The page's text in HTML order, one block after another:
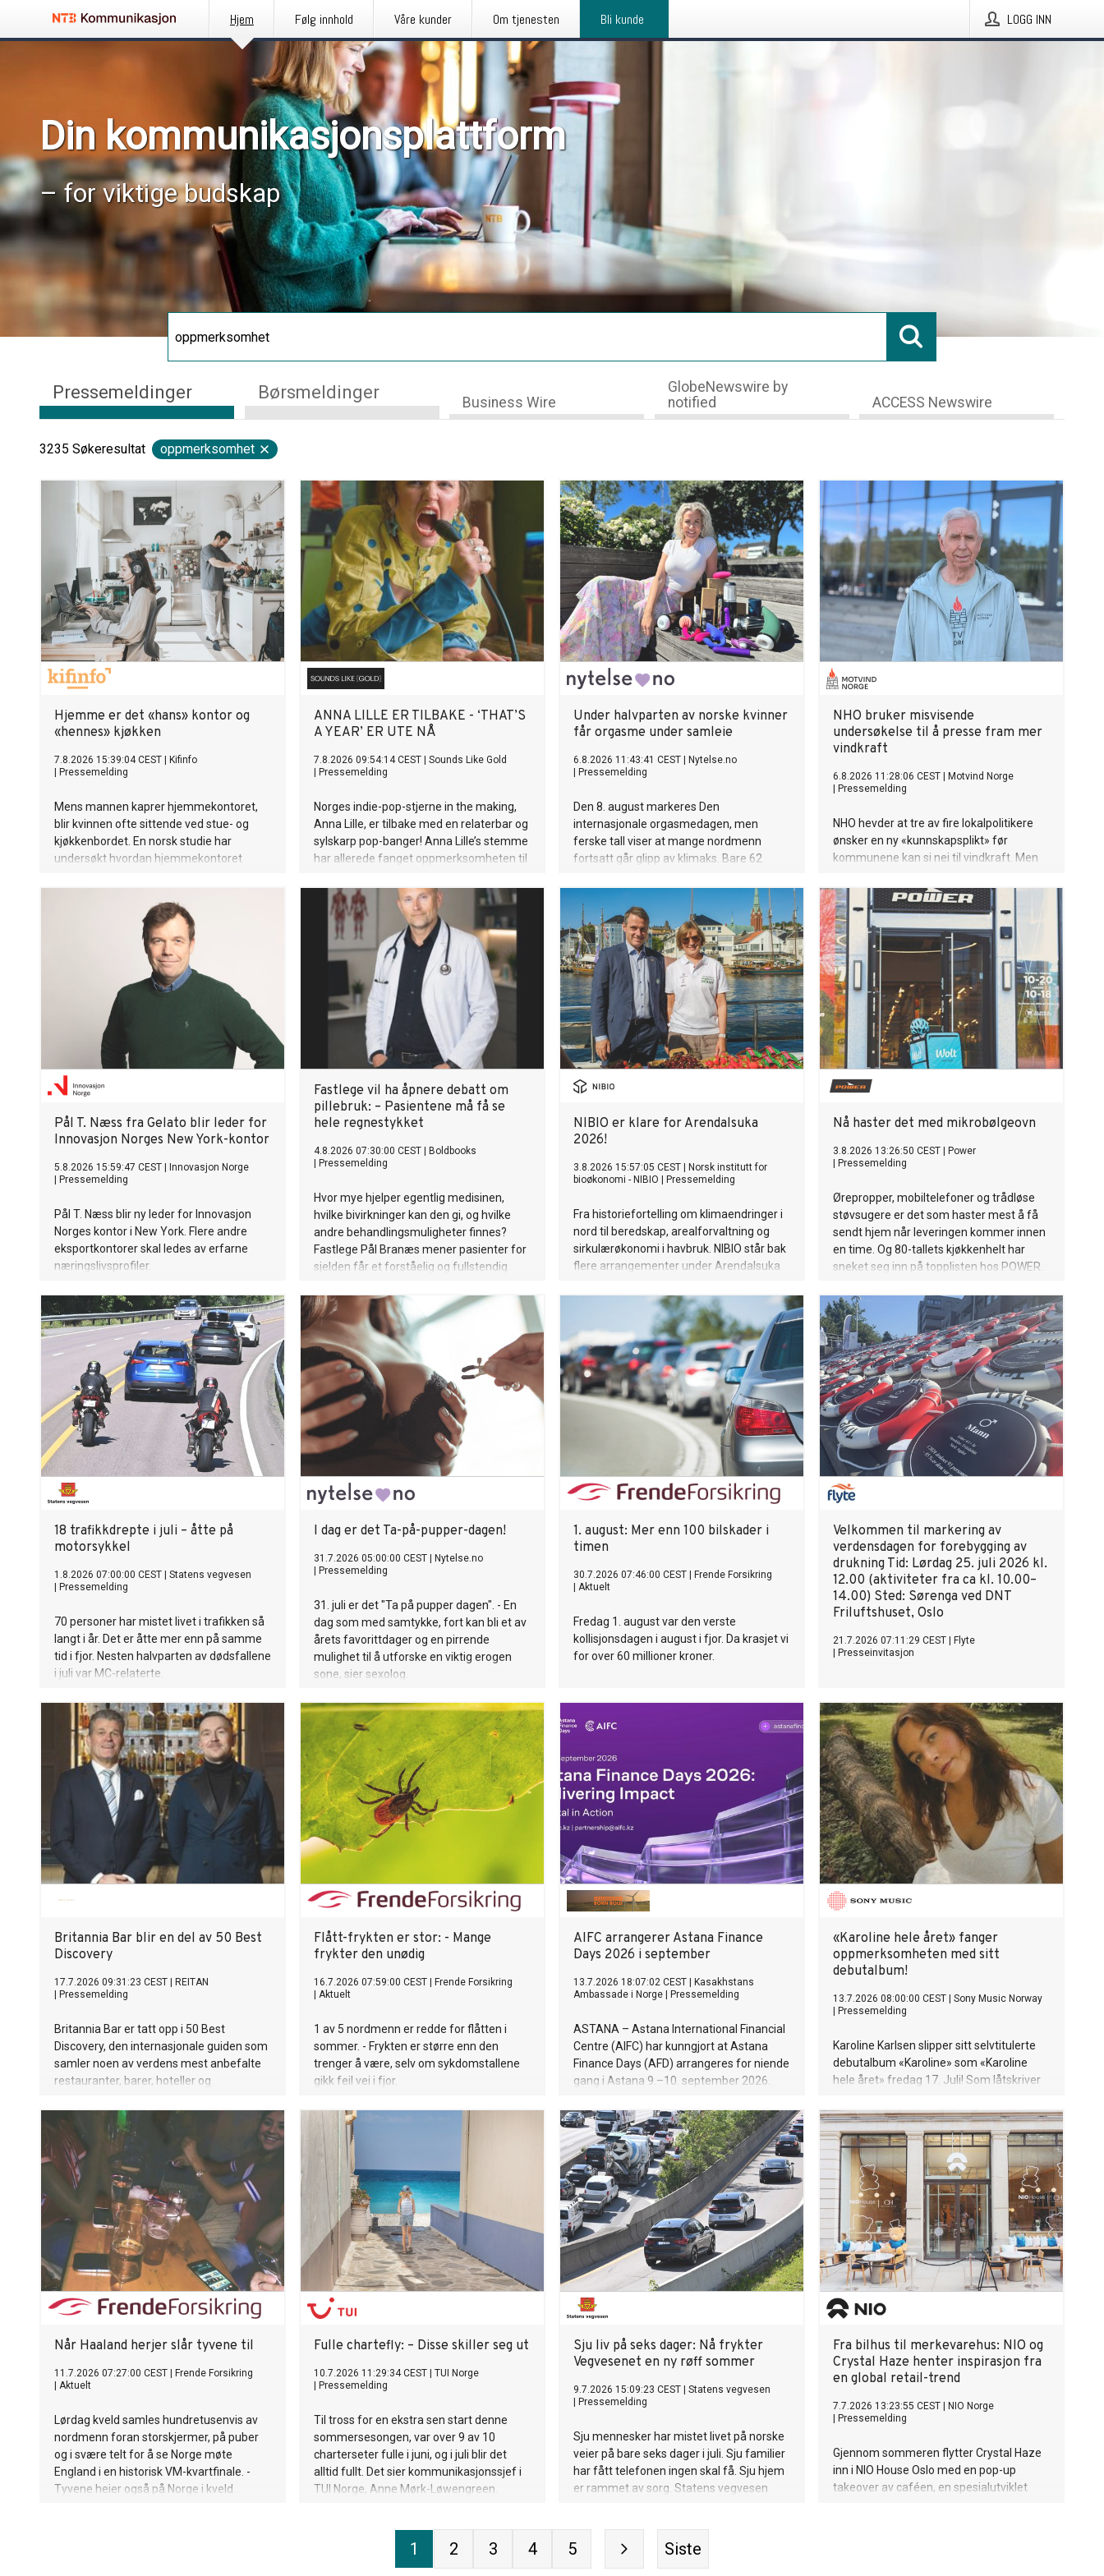
Hjem Følg innhold Våre kunder Om tjenesten Bli kunde LOGG INN
Din kommunikasjonsplattform
– for viktige budskap
Pressemeldinger Børsmeldinger Business Wire
GlobeNewswire by
notified
ACCESS Newswire
3235 Søkeresultat oppmerksomhet
Hjemme er det «hans» kontor og
«hennes» kjøkken
7.8.2026 15:39:04 CEST
Kifinfo
Pressemelding
Mens mannen kaprer hjemmekontoret,
blir kvinnen ofte sittende ved stue- og
kjøkkenbordet. En norsk studie har
undersøkt hvordan hjemmekontoret
ANNA LILLE ER TILBAKE - ‘THAT’S
A YEAR’ ER UTE NÅ
7.8.2026 09:54:14 CEST
Sounds Like Gold
Pressemelding
Norges indie-pop-stjerne in the making,
Anna Lille, er tilbake med en relaterbar og
sylskarp pop-banger! Anna Lille’s stemme
har allerede fanget oppmerksomheten til
og Billie Eilish på nett. Og nå på sin nye
singel «That's a Year», synger hun om den
spesifikke følelsen av å gå ut av et forhold
og lure på om det hele var bortkastet tid,
men så å gradvis oppdage at livet på den
andre siden er uendelig mye bedre. Låten
er bittersøt, litt ironisk, og veldig Anna.
Anna Lille er tilbake, modigere, mer
selvsikker og sassier enn noensinne.
Sammen med singelen slipper hun en
offisiell musikkvideo på YouTube, som tar
deg med inn i det nye universet visuelt.
Under halvparten av norske kvinner
får orgasme under samleie
6.8.2026 11:43:41 CEST
Nytelse.no
Pressemelding
Den 8. august markeres Den
internasjonale orgasmedagen, men
ferske tall viser at mange nordmenn
fortsatt går glipp av klimaks. Bare 62
alltid får orgasme under samleie. Blant
kvinner er tallet nede i 48 prosent.
NHO bruker misvisende
undersøkelse til å presse fram mer
vindkraft
6.8.2026 11:28:06 CEST
Motvind Norge
Pressemelding
NHO hevder at tre av fire lokalpolitikere
ønsker en ny «kunnskapsplikt» før
kommunene kan si nei til vindkraft. Men
en slik ordning. De er spurt om
kommunene bør kartlegge fordeler og
ulemper før de fatter vedtak. Motvind
Norge mener NHO bruker et selvfølgelig
svar til å legitimere mer statlig press på
kommunene.
Pål T. Næss fra Gelato blir leder for
Innovasjon Norges New York-kontor
5.8.2026 15:59:47 CEST
Innovasjon Norge
Pressemelding
Pål T. Næss blir ny leder for Innovasjon
Norges kontor i New York. Flere andre
eksportkontorer skal ledes av erfarne
næringslivsprofiler.
Fastlege vil ha åpnere debatt om
pillebruk: – Pasientene må få se
hele regnestykket
4.8.2026 07:30:00 CEST
Boldbooks
Pressemelding
Hvor mye hjelper egentlig medisinen,
hvilke bivirkninger kan den gi, og hvilke
andre behandlingsmuligheter finnes?
Fastlege Pål Branæs mener pasienter for
sjelden får et forståelig og fullstendig
muligheten for rask bedring gjennom
målrettede livsstilstiltak undervurdert,
særlig hos personer med begynnende
eller etablert forstyrrelse av
blodsukkerreguleringen, mener han.
NIBIO er klare for Arendalsuka
2026!
3.8.2026 15:57:05 CEST
Norsk institutt for
bioøkonomi - NIBIO
Pressemelding
Fra historiefortelling om klimaendringer i
nord til beredskap, arealforvaltning og
sirkulærøkonomi i havbruk. NIBIO står bak
flere arrangementer under Arendalsuka
Nå haster det med mikrobølgeovn
3.8.2026 13:26:50 CEST
Power
Pressemelding
Ørepropper, mobiltelefoner og trådløse
støvsugere er det som haster mest å få
sendt hjem når leveringen kommer innen
en time. Og 80-tallets kjøkkenhelt har
sneket seg inn på topplisten hos POWER.
18 trafikkdrepte i juli – åtte på
motorsykkel
1.8.2026 07:00:00 CEST
Statens vegvesen
Pressemelding
70 personer har mistet livet i trafikken så
langt i år. Det er åtte mer enn på samme
tid i fjor. Nesten halvparten av dødsfallene
i juli var MC-relaterte.
I dag er det Ta-på-pupper-dagen!
31.7.2026 05:00:00 CEST
Nytelse.no
Pressemelding
31. juli er det "Ta på pupper dagen". - En
dag som med samtykke, fort kan bli et av
årets favorittdager og en pirrende
mulighet til å utforske en viktig erogen
sone, sier sexolog.
1. august: Mer enn 100 bilskader i
timen
30.7.2026 07:46:00 CEST
Frende Forsikring
Aktuelt
Fredag 1. august var den verste
kollisjonsdagen i august i fjor. Da krasjet vi
for over 60 millioner kroner.
Velkommen til markering av
verdensdagen for forebygging av
drukning Tid: Lørdag 25. juli 2026 kl.
12.00 (aktiviteter fra ca kl. 10.00–
14.00) Sted: Sørenga ved DNT
Friluftshuset, Oslo
21.7.2026 07:11:29 CEST
Flyte
Presseinvitasjon
drukningsulykker i Norge. De fleste
ulykkene skjer etter fall fra land, under
bading eller i fritidsbåt – hendelser som i
mange tilfeller kan forebygges. I løpet av
1. halvår har allerede 43 mennesker
mistet livet i drukning.
Britannia Bar blir en del av 50 Best
Discovery
17.7.2026 09:31:23 CEST
REITAN
Pressemelding
Britannia Bar er tatt opp i 50 Best
Discovery, den internasjonale guiden som
samler noen av verdens mest anbefalte
restauranter, barer, hoteller og
internasjonale reise- og
opplevelsesguiden fra organisasjonen
bak The World's 50 Best. Utvelgelsen
bygger på stemmer fra mer enn 3 000
bransjeeksperter i The World's 50 Best
Academies og er en anerkjennelse av
steder som har utmerket seg
internasjonalt. 50 Best Discovery er en
utvidelse av de årlige 50 Best-listene.
Flått-frykten er stor: - Mange
frykter den unødig
16.7.2026 07:59:00 CEST
Frende Forsikring
Aktuelt
1 av 5 nordmenn er redde for flåtten i
sommer. - Frykten er større enn den
trenger å være, selv om sykdomstallene
gikk feil vei i fjor.
AIFC arrangerer Astana Finance
Days 2026 i september
13.7.2026 18:07:02 CEST
Kasakhstans
Ambassade i Norge
Pressemelding
ASTANA – Astana International Financial
Centre (AIFC) har kunngjort at Astana
Finance Days (AFD) arrangeres for niende
gang i Astana 9.–10. september 2026.
Impact. Capital in Action».
«Karoline hele året» fanger
oppmerksomheten med sitt
debutalbum!
13.7.2026 08:00:00 CEST
Sony Music Norway
Pressemelding
Karoline Karlsen slipper sitt selvtitulerte
debutalbum «Karoline» som «Karoline
hele året» fredag 17. Juli! Som låtskriver
bandet «Klossmajor» tar hun nå for alvor
sin plass som soloartist. Lytteren inviteres
inn i et personlig og ujålete univers fullt av
varme, humor og ærlighet.
Når Haaland herjer slår tyvene til
11.7.2026 07:27:00 CEST
Frende Forsikring
Aktuelt
Lørdag kveld samles hundretusenvis av
nordmenn foran storskjermer, på puber
og i svære telt for å se Norge møte
England i en historisk VM-kvartfinale. -
Tyvene heier også på Norge i kveld.
Fulle chartefly: – Disse skiller seg ut
10.7.2026 11:29:34 CEST
TUI Norge
Pressemelding
Til tross for en ekstra sen start denne
sommersesongen, var over 9 av 10
charterseter fulle i juni, og i juli blir det
alltid fullt. Det sier kommunikasjonssjef i
TUI Norge, Anne Mørk-Løwengreen.
Sju liv på seks dager: Nå frykter
Vegvesenet en ny røff sommer
9.7.2026 15:09:23 CEST
Statens vegvesen
Pressemelding
Sju mennesker har mistet livet på norske
veier på bare seks dager i juli. Sju familier
har fått telefonen ingen skal få. Sju hjem
er rammet av sorg. Statens vegvesen
norske veier.
Fra bilhus til merkevarehus: NIO og
Crystal Haze henter inspirasjon fra
en global retail-trend
7.7.2026 13:23:55 CEST
NIO Norge
Pressemelding
Gjennom sommeren flytter Crystal Haze
inn i NIO House Oslo med en pop-up
takeover av caféen, en spesialutviklet
1 2 3 4 5 Siste